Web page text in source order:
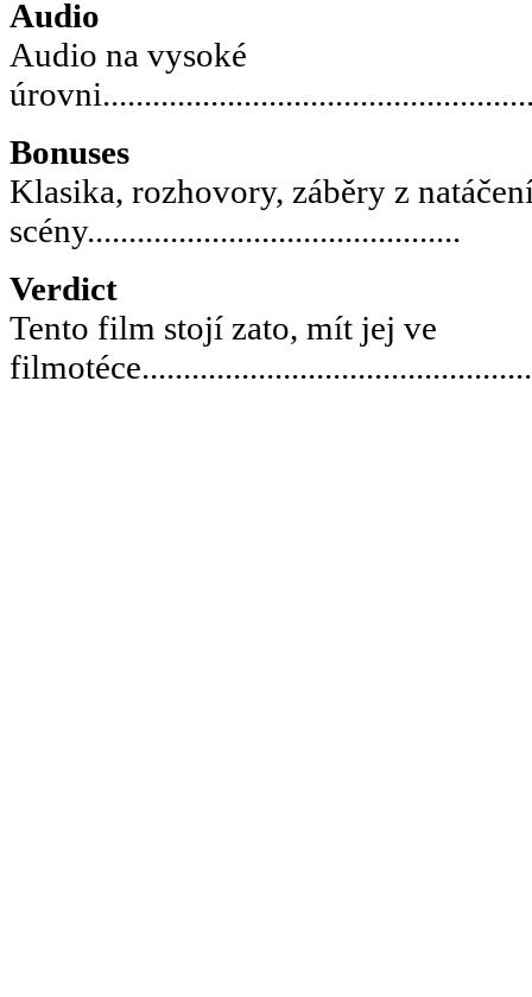
Audio
Audio na vysoké
Bonuses
Klasika, rozhovory, záběry z
scény.............................................
Verdict
Tento film stojí zato, mít jej ve